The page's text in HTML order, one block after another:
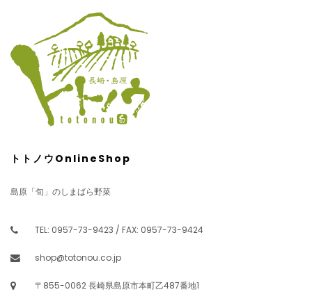
トトノウOnlineShop
島原「旬」のしまばら野菜
TEL: 0957-73-9423 / FAX: 0957-73-9424
shop@totonou.co.jp
〒855-0062 長崎県島原市本町乙487番地1